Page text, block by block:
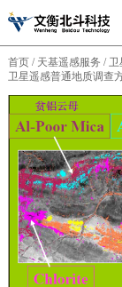
首页 / 天基遥感服务 / 卫
卫星遥感普通地质调查